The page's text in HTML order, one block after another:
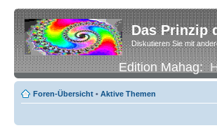
Das Prinzip
Diskutieren Sie mit
Edition Mahag:
Foren-Übersicht • Aktive Themen